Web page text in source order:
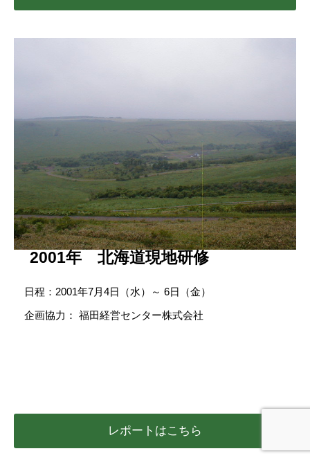
2001年 北海道現地研修
日程：2001年7月4日（水）～ 6日（金）
企画協力： 福田経営センター株式会社
レポートはこちら